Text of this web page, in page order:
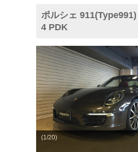
ポルシェ
4 PDK
(1/20)